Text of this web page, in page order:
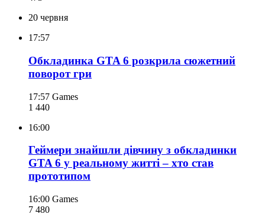
20 червня
17:57
Обкладинка GTA 6 розкрила сюжетний
поворот гри
17:57 Games
1 440
16:00
Геймери знайшли дівчину з обкладинки
GTA 6 у реальному житті – хто став
прототипом
16:00 Games
7 480